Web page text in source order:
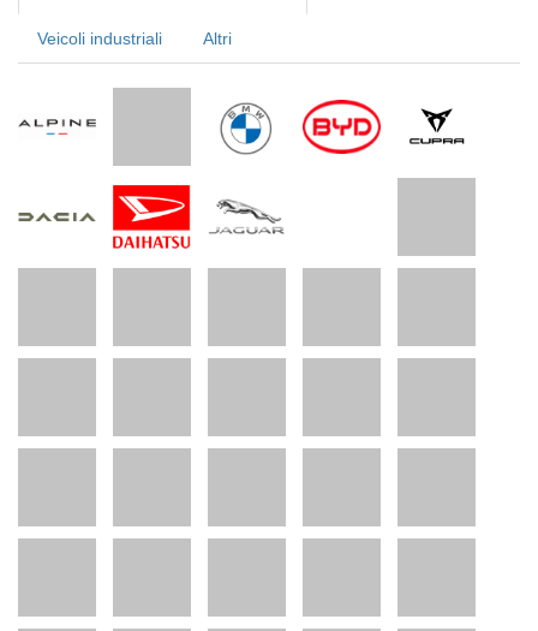
Veicoli industriali Altri